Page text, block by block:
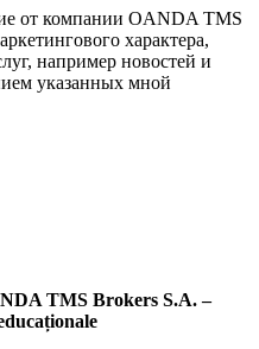
от компании OANDA TMS
характера,
например новостей и
указанных мной
TMS Brokers S.A. –